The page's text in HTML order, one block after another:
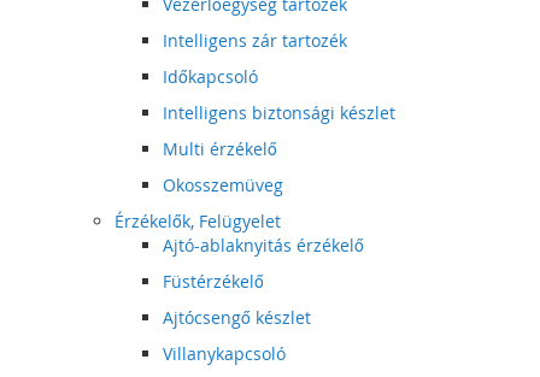
Intelligens zár tartozék
Időkapcsoló
Intelligens biztonsági készlet
Multi érzékelő
Okosszemüveg
Érzékelők, Felügyelet
Ajtó-ablaknyitás érzékelő
Füstérzékelő
Ajtócsengő készlet
Villanykapcsoló